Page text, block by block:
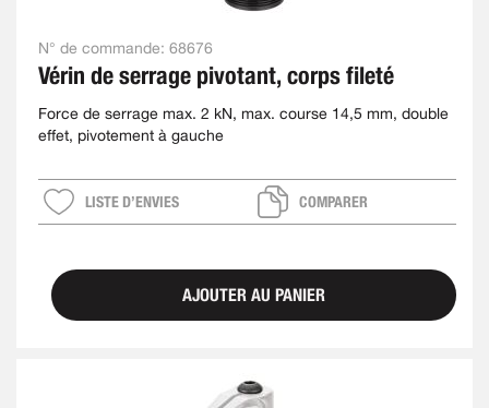
N° de commande: 68676
Vérin de serrage pivotant, corps fileté
Force de serrage max. 2 kN, max. course 14,5 mm, double
effet, pivotement à gauche
LISTE D’ENVIES COMPARER
AJOUTER AU PANIER